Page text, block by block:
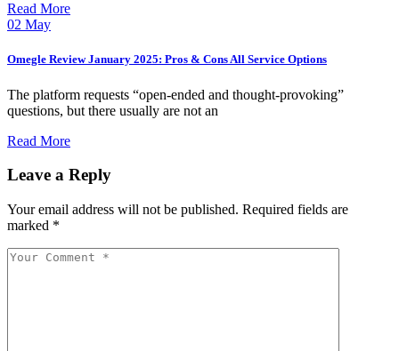
Read More
02 May
Omegle Review January 2025: Pros & Cons All Service Options
The platform requests “open-ended and thought-provoking”
questions, but there usually are not an
Read More
Leave a Reply
Your email address will not be published. Required fields are
marked *